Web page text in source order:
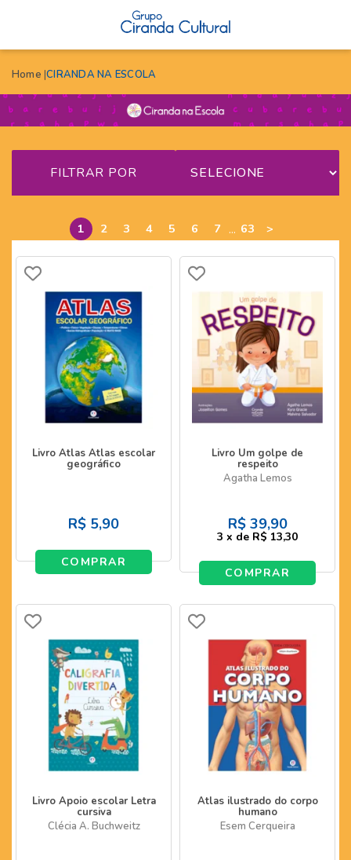
Home CIRANDA NA ESCOLA
FILTRAR POR
1 2 3 4 5 6 7 ... 63 >
Livro Atlas Atlas escolar
geográfico
R$ 5,90
COMPRAR
Livro Um golpe de
respeito
Agatha Lemos
R$ 39,90
3 x de R$ 13,30
COMPRAR
Livro Apoio escolar Letra
cursiva
Clécia A. Buchweitz
Atlas ilustrado do corpo
humano
Esem Cerqueira